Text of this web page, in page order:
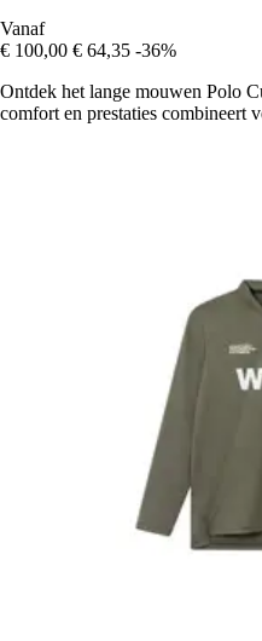
Vanaf
€ 100,00 € 64,35 -36%
Ontdek het lange mouwen Polo
comfort en prestaties combineert